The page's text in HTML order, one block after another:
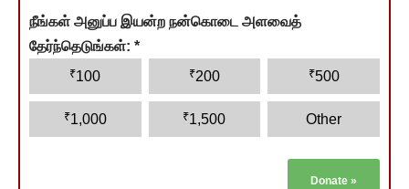
நீங்கள் அனுப்ப இயன்ற நன்கொடை அளவைத்
தேர்ந்தெடுங்கள்: *
₹100 ₹200 ₹500
₹1,000 ₹1,500 Other
Donate »